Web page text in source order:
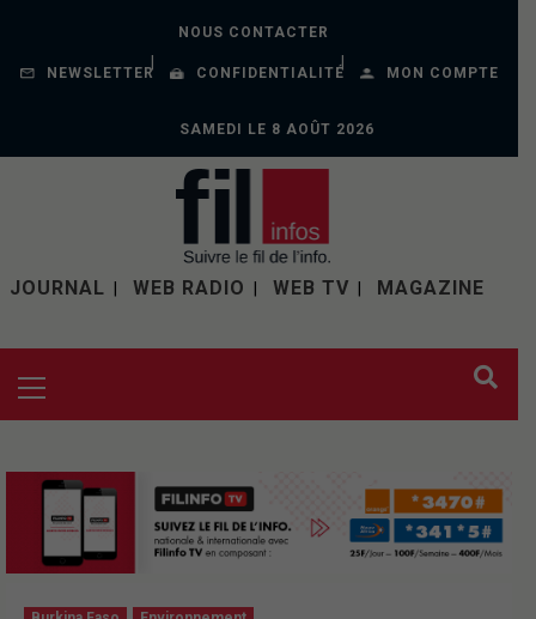
NOUS CONTACTER
NEWSLETTER CONFIDENTIALITÉ MON COMPTE
SAMEDI LE 8 AOÛT 2026
JOURNAL WEB RADIO WEB TV MAGAZINE